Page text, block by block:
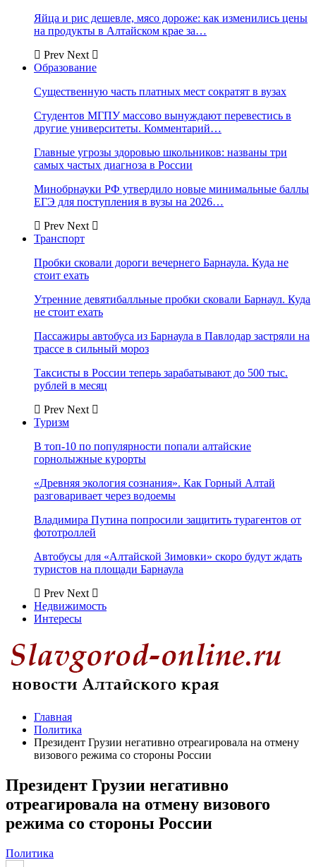
Яйца и рис дешевле, мясо дороже: как изменились цены
на продукты в Алтайском крае за…
Prev Next
Образование
Существенную часть платных мест сократят в вузах
Студентов МГПУ массово вынуждают перевестись в
другие университеты. Комментарий…
Главные угрозы здоровью школьников: названы три
самых частых диагноза в России
Минобрнауки РФ утвердило новые минимальные баллы
ЕГЭ для поступления в вузы на 2026…
Prev Next
Транспорт
Пробки сковали дороги вечернего Барнаула. Куда не
стоит ехать
Утренние девятибалльные пробки сковали Барнаул. Куда
не стоит ехать
Пассажиры автобуса из Барнаула в Павлодар застряли на
трассе в сильный мороз
Таксисты в России теперь зарабатывают до 500 тыс.
рублей в месяц
Prev Next
Туризм
В топ-10 по популярности попали алтайские
горнолыжные курорты
«Древняя экология сознания». Как Горный Алтай
разговаривает через водоемы
Владимира Путина попросили защитить турагентов от
фототроллей
Автобусы для «Алтайской Зимовки» скоро будут ждать
туристов на площади Барнаула
Prev Next
Недвижимость
Интересы
Главная
Политика
Президент Грузии негативно отреагировала на отмену
визового режима со стороны России
Президент Грузии негативно
отреагировала на отмену визового
режима со стороны России
Политика